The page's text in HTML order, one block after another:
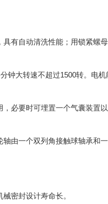
有自动清洗性能；用锁紧螺
钟大转速不超过1500转。电
必要时可埋置一个气囊装置
由一个双列角接触球轴承和
密封设计寿命长。